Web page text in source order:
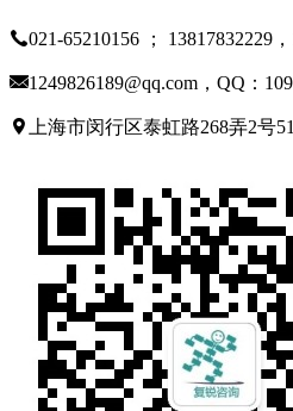
021-65210156 ； 13817832229
1249826189@qq.com，QQ：
上海市闵行区泰虹路268弄2号